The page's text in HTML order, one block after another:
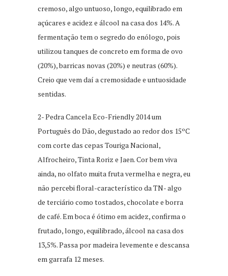
cremoso, algo untuoso, longo, equilibrado em
açúcares e acidez e álcool na casa dos 14%. A
fermentação tem o segredo do enólogo, pois
utilizou tanques de concreto em forma de ovo
(20%), barricas novas (20%) e neutras (60%).
Creio que vem daí a cremosidade e untuosidade
sentidas.
2- Pedra Cancela Eco-Friendly 2014 um
Português do Dão, degustado ao redor dos 15ºC
com corte das cepas Touriga Nacional,
Alfrocheiro, Tinta Roriz e Jaen. Cor bem viva
ainda, no olfato muita fruta vermelha e negra, eu
não percebi floral-característico da TN- algo
de terciário como tostados, chocolate e borra
de café. Em boca é ótimo em acidez, confirma o
frutado, longo, equilibrado, álcool na casa dos
13,5%. Passa por madeira levemente e descansa
em garrafa 12 meses.